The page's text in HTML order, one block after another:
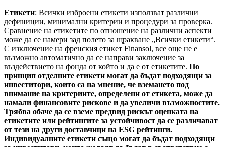
Етикети: Всички изброени етикети използват различни
дефиниции, минимални критерии и процедури за проверка.
Сравнение на етикетите по отношение на различни аспекти
може да се намери зад полето за щракване „Всички етикети“.
С изключение на френския етикет Finansol, все още не е
възможно автоматично да се направи заключение за
въздействието на фонда от който и да е от етикетите. По
принцип отделните етикети могат да бъдат подходящи за
инвеститори, които са на мнение, че вземането под
внимание на критериите, определени от етикета, може да
намали финансовите рискове и да увеличи възможностите.
Трябва обаче да се вземе предвид рискът оценката на
етикетите или рейтингите за устойчивост да се различават
от тези на други доставчици на ESG рейтинги.
Индивидуалните етикети също могат да бъдат подходящи